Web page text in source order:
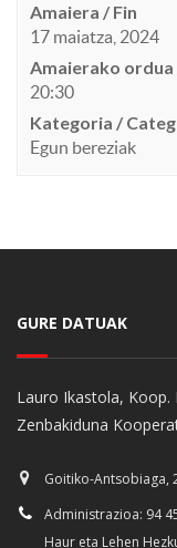
Amaiera / Fin
17 maiatza, 2024
Amaierako ordua
20:30
Kategoria /
Egun bereziak
GURE DATUAK
Lauro Ikastola, Koop.
Zenbakiduna
Goitiko-Antsobiaga,
Administrazioa: 94
Haur eta Lehen